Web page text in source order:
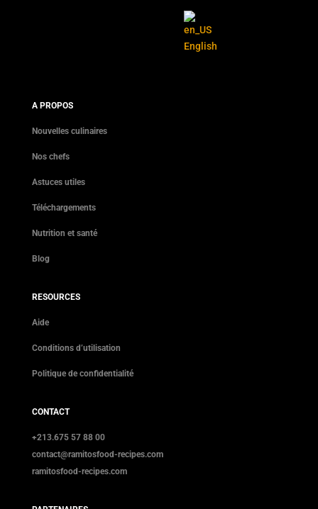
English
A PROPOS
Nouvelles culinaires
Nos chefs
Astuces utiles
Téléchargements
Nutrition et santé
Blog
RESOURCES
Aide
Conditions d’utilisation
Politique de confidentialité
CONTACT
+213.675 57 88 00
contact@ramitosfood-recipes.com
ramitosfood-recipes.com